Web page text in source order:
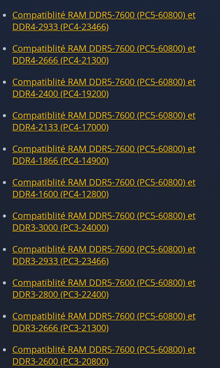
Compatiblité RAM DDR5-7600 (PC5-60800) et
DDR4-2933 (PC4-23466)
Compatiblité RAM DDR5-7600 (PC5-60800) et
DDR4-2666 (PC4-21300)
Compatiblité RAM DDR5-7600 (PC5-60800) et
DDR4-2400 (PC4-19200)
Compatiblité RAM DDR5-7600 (PC5-60800) et
DDR4-2133 (PC4-17000)
Compatiblité RAM DDR5-7600 (PC5-60800) et
DDR4-1866 (PC4-14900)
Compatiblité RAM DDR5-7600 (PC5-60800) et
DDR4-1600 (PC4-12800)
Compatiblité RAM DDR5-7600 (PC5-60800) et
DDR3-3000 (PC3-24000)
Compatiblité RAM DDR5-7600 (PC5-60800) et
DDR3-2933 (PC3-23466)
Compatiblité RAM DDR5-7600 (PC5-60800) et
DDR3-2800 (PC3-22400)
Compatiblité RAM DDR5-7600 (PC5-60800) et
DDR3-2666 (PC3-21300)
Compatiblité RAM DDR5-7600 (PC5-60800) et
DDR3-2600 (PC3-20800)